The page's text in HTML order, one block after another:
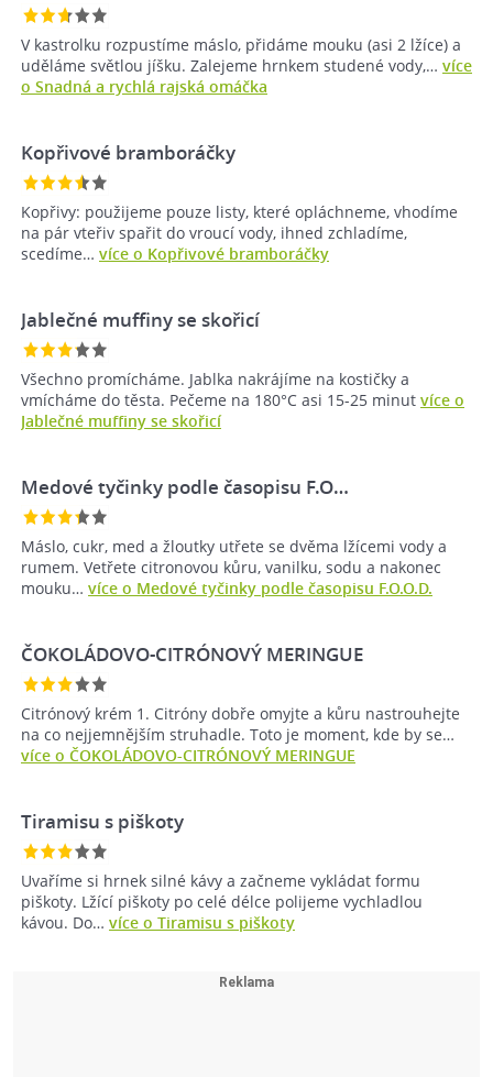
V kastrolku rozpustíme máslo, přidáme mouku (asi 2 lžíce) a
uděláme světlou jíšku. Zalejeme hrnkem studené vody,… více
o Snadná a rychlá rajská omáčka
Kopřivové bramboráčky
Kopřivy: použijeme pouze listy, které opláchneme, vhodíme
na pár vteřiv spařit do vroucí vody, ihned zchladíme,
scedíme… více o Kopřivové bramboráčky
Jablečné muffiny se skořicí
Všechno promícháme. Jablka nakrájíme na kostičky a
vmícháme do těsta. Pečeme na 180°C asi 15-25 minut více o
Jablečné muffiny se skořicí
Medové tyčinky podle časopisu F.O…
Máslo, cukr, med a žloutky utřete se dvěma lžícemi vody a
rumem. Vetřete citronovou kůru, vanilku, sodu a nakonec
mouku… více o Medové tyčinky podle časopisu F.O.O.D.
ČOKOLÁDOVO-CITRÓNOVÝ MERINGUE
Citrónový krém 1. Citróny dobře omyjte a kůru nastrouhejte
na co nejjemnějším struhadle. Toto je moment, kde by se…
více o ČOKOLÁDOVO-CITRÓNOVÝ MERINGUE
Tiramisu s piškoty
Uvaříme si hrnek silné kávy a začneme vykládat formu
piškoty. Lžící piškoty po celé délce polijeme vychladlou
kávou. Do… více o Tiramisu s piškoty